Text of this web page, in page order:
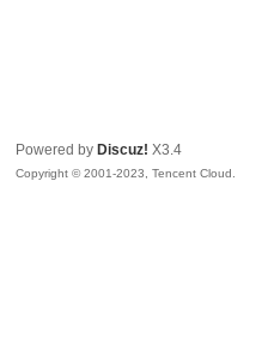
Powered by Discuz! X3.4
Copyright © 2001-2023, Tencent Cloud.